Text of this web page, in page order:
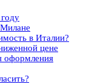
в Италии?
цене
оформления